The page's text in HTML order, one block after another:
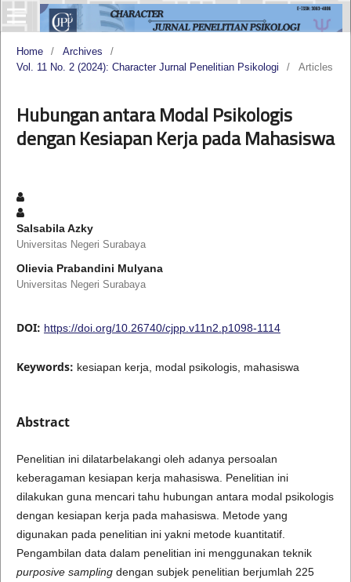
Home / Archives
/
Vol. 11 No. 2 (2024): Character Jurnal Penelitian Psikologi
/ Articles
Hubungan antara Modal Psikologis
dengan Kesiapan Kerja pada Mahasiswa
Salsabila Azky
Universitas Negeri Surabaya
Olievia Prabandini Mulyana
Universitas Negeri Surabaya
DOI: https://doi.org/10.26740/cjpp.v11n2.p1098-1114
Keywords: kesiapan kerja, modal psikologis, mahasiswa
Abstract
Penelitian ini dilatarbelakangi oleh adanya persoalan
keberagaman kesiapan kerja mahasiswa. Penelitian ini
dilakukan guna mencari tahu hubungan antara modal psikologis
dengan kesiapan kerja pada mahasiswa. Metode yang
digunakan pada penelitian ini yakni metode kuantitatif.
Pengambilan data dalam penelitian ini menggunakan teknik
purposive sampling dengan subjek penelitian berjumlah 225